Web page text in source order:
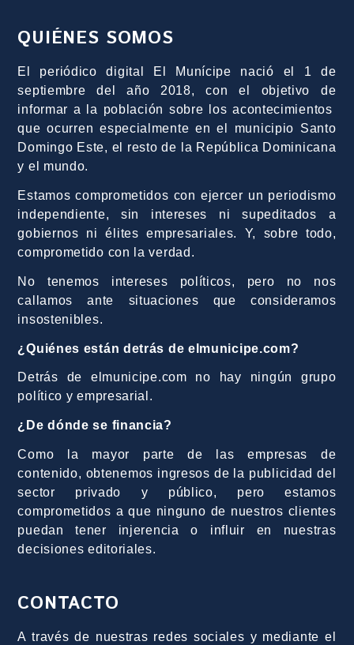
QUIÉNES SOMOS
El periódico digital El Munícipe nació el 1 de
septiembre del año 2018, con el objetivo de
informar a la población sobre los acontecimientos
que ocurren especialmente en el municipio Santo
Domingo Este, el resto de la República Dominicana
y el mundo.
Estamos comprometidos con ejercer un periodismo
independiente, sin intereses ni supeditados a
gobiernos ni élites empresariales. Y, sobre todo,
comprometido con la verdad.
No tenemos intereses políticos, pero no nos
callamos ante situaciones que consideramos
insostenibles.
¿Quiénes están detrás de elmunicipe.com?
Detrás de elmunicipe.com no hay ningún grupo
político y empresarial.
¿De dónde se financia?
Como la mayor parte de las empresas de
contenido, obtenemos ingresos de la publicidad del
sector privado y público, pero estamos
comprometidos a que ninguno de nuestros clientes
puedan tener injerencia o influir en nuestras
decisiones editoriales.
CONTACTO
A través de nuestras redes sociales y mediante el